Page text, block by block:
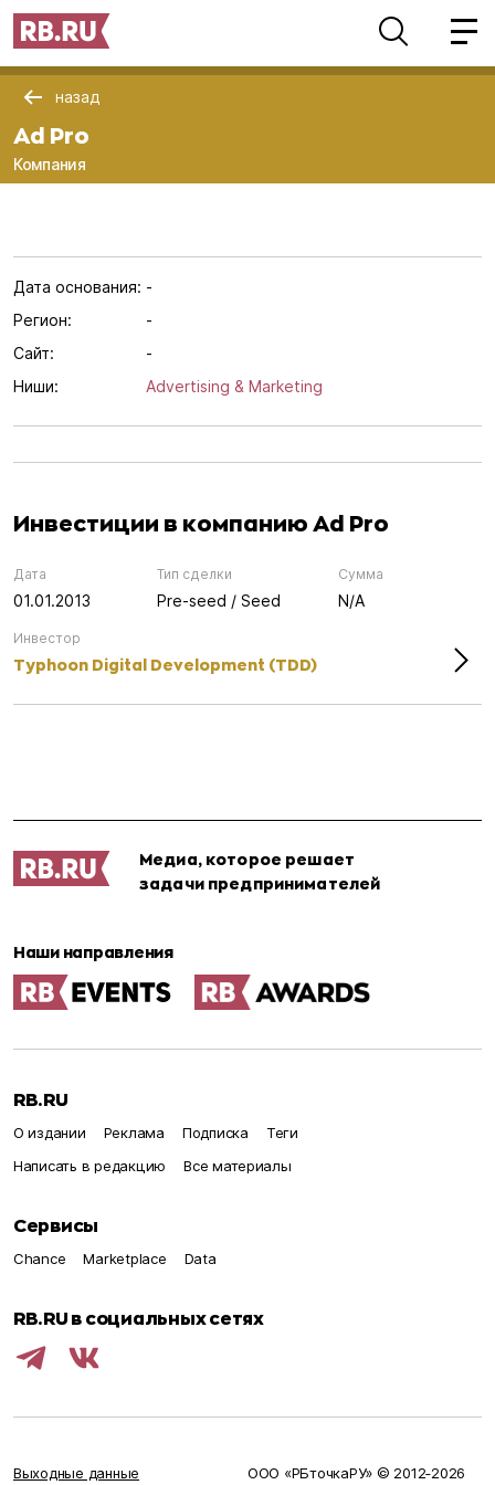
назад
Ad Pro
Компания
Дата основания: -
Регион:
-
Сайт:
-
Ниши:
Advertising & Marketing
Инвестиции в компанию Ad Pro
Дата
01.01.2013
Тип сделки
Pre-seed / Seed
Сумма
N/A
Инвестор
Typhoon Digital Development (TDD)
Медиа, которое решает
задачи предпринимателей
Наши направления
RB.RU
О издании Реклама Подписка
Теги
Написать в редакцию
Все материалы
Сервисы
Chance Marketplace Data
RB.RU в социальных сетях
Выходные данные ООО «РБточкаРУ» © 2012‑2026